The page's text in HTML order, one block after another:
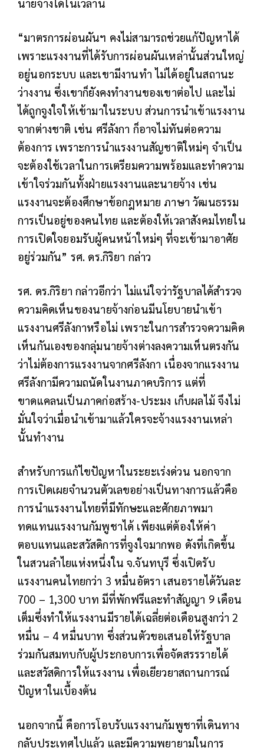
นายจ้างได้ในเวลานี้
“มาตรการผ่อนผันฯ คงไม่สามารถช่วยแก้ปัญหาได้
เพราะแรงงานที่ได้รับการผ่อนผันเหล่านั้นส่วนใหญ่
อยู่นอกระบบ และเขามีงานทำ ไม่ได้อยู่ในสถานะ
ว่างงาน ซึ่งเขาก็ยังคงทำงานของเขาต่อไป และไม่
ได้ถูกจูงใจให้เข้ามาในระบบ ส่วนการนำเข้าแรงงาน
จากต่างชาติ เช่น ศรีลังกา ก็อาจไม่ทันต่อความ
ต้องการ เพราะการนำแรงงานสัญชาติใหม่ๆ จำเป็น
จะต้องใช้เวลาในการเตรียมความพร้อมและทำความ
เข้าใจร่วมกันทั้งฝ่ายแรงงานและนายจ้าง เช่น
แรงงานจะต้องศึกษาข้อกฎหมาย ภาษา วัฒนธรรม
การเป็นอยู่ของคนไทย และต้องให้เวลาสังคมไทยใน
การเปิดใจยอมรับผู้คนหน้าใหม่ๆ ที่จะเข้ามาอาศัย
อยู่ร่วมกัน” รศ. ดร.กิริยา กล่าว
รศ. ดร.กิริยา กล่าวอีกว่า ไม่แน่ใจว่ารัฐบาลได้สำรวจ
ความคิดเห็นของนายจ้างก่อนมีนโยบายนำเข้า
แรงงานศรีลังกาหรือไม่ เพราะในการสำรวจความคิด
เห็นกันเองของกลุ่มนายจ้างต่างลงความเห็นตรงกัน
ว่าไม่ต้องการแรงงานจากศรีลังกา เนื่องจากแรงงาน
ศรีลังกามีความถนัดในงานภาคบริการ แต่ที่
ขาดแคลนเป็นภาคก่อสร้าง-ประมง เก็บผลไม้ จึงไม่
มั่นใจว่าเมื่อนำเข้ามาแล้วใครจะจ้างแรงงานเหล่า
นั้นทำงาน
สำหรับการแก้ไขปัญหาในระยะเร่งด่วน นอกจาก
การเปิดเผยจำนวนตัวเลขอย่างเป็นทางการแล้วคือ
การนำแรงงานไทยที่มีทักษะและศักยภาพมา
ทดแทนแรงงานกัมพูชาได้ เพียงแต่ต้องให้ค่า
ตอบแทนและสวัสดิการที่จูงใจมากพอ ดังที่เกิดขึ้น
ในสวนลำไยแห่งหนึ่งใน จ.จันทบุรี ซึ่งเปิดรับ
แรงงานคนไทยกว่า 3 หมื่นอัตรา เสนอรายได้วันละ
700 – 1,300 บาท มีที่พักฟรีและทำสัญญา 9 เดือน
เต็มซึ่งทำให้แรงงานมีรายได้เฉลี่ยต่อเดือนสูงกว่า 2
หมื่น – 4 หมื่นบาท ซึ่งส่วนตัวขอเสนอให้รัฐบาล
ร่วมกันสมทบกับผู้ประกอบการเพื่อจัดสรรรายได้
และสวัสดิการให้แรงงาน เพื่อเยียวยาสถานการณ์
ปัญหาในเบื้องต้น
นอกจากนี้ คือการโอบรับแรงงานกัมพูชาที่เดินทาง
กลับประเทศไปแล้ว และมีความพยายามในการ